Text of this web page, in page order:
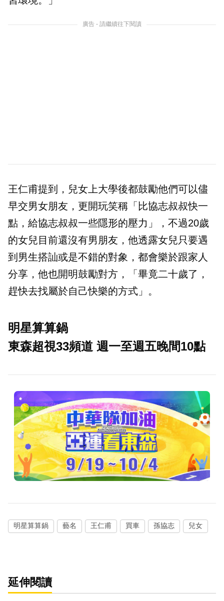
廣告 - 請繼續往下閱讀
王仁甫提到，兒女上大學後都鼓勵他們可以儘
早交男女朋友，更開玩笑稱「比協志叔叔快一
點，給協志叔叔一些隱形的壓力」，不過20歲
的女兒目前還沒有男朋友，他透露女兒只要遇
到男生搭訕或是不錯的對象，都會樂於跟家人
分享，他也開明鼓勵對方，「畢竟二十歲了，
趕快去找屬於自己快樂的方式」。
明星算算鍋
東森超視33頻道 週一至週五晚間10點
明星算算鍋 藝名 王仁甫 買車 孫協志 兒女
延伸閱讀